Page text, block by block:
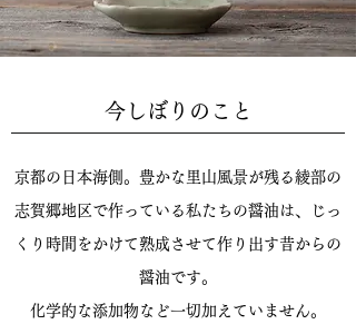
今しぼりのこと
京都の日本海側。豊かな里山風景が残る綾部の
志賀郷地区で作っている私たちの醤油は、 じっ
くり時間をかけて熟成させて作り出す昔からの
醤油です。
化学的な添加物など一切加えていません。